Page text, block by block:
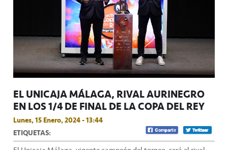
EL UNICAJA MÁLAGA, RIVAL AURINEGRO
EN LOS 1/4 DE FINAL DE LA COPA DEL REY
Lunes, 15 Enero, 2024 - 13:44
ETIQUETAS: